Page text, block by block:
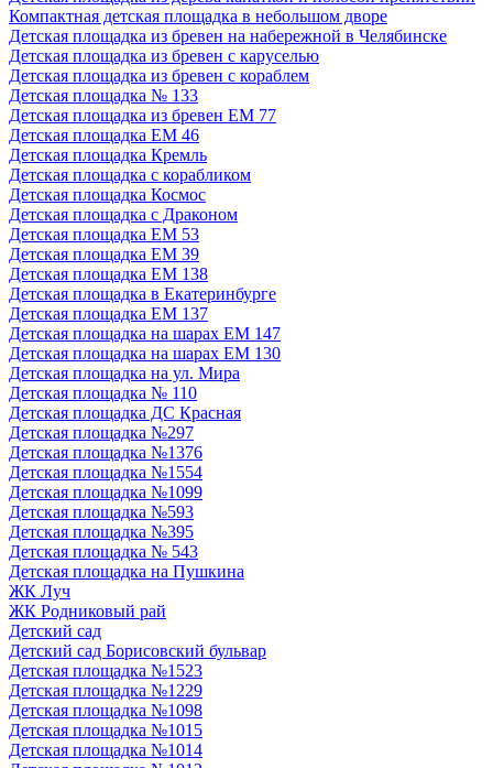
Компактная детская площадка в небольшом дворе
Детская площадка из бревен на набережной в Челябинске
Детская площадка из бревен с каруселью
Детская площадка из бревен с кораблем
Детская площадка № 133
Детская площадка из бревен ЕМ 77
Детская площадка ЕМ 46
Детская площадка Кремль
Детская площадка с корабликом
Детская площадка Космос
Детская площадка с Драконом
Детская площадка ЕМ 53
Детская площадка ЕМ 39
Детская площадка ЕМ 138
Детская площадка в Екатеринбурге
Детская площадка ЕМ 137
Детская площадка на шарах ЕМ 147
Детская площадка на шарах ЕМ 130
Детская площадка на ул. Мира
Детская площадка № 110
Детская площадка ДС Красная
Детская площадка №297
Детская площадка №1376
Детская площадка №1554
Детская площадка №1099
Детская площадка №593
Детская площадка №395
Детская площадка № 543
Детская площадка на Пушкина
ЖК Луч
ЖК Родниковый рай
Детский сад
Детский сад Борисовский бульвар
Детская площадка №1523
Детская площадка №1229
Детская площадка №1098
Детская площадка №1015
Детская площадка №1014